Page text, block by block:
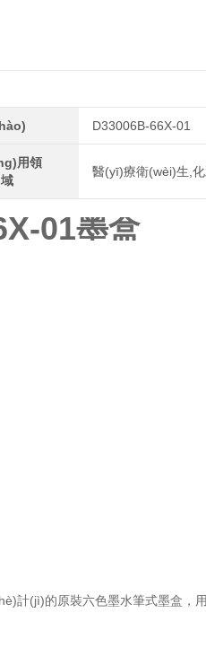
D33006B-66X-01
用領
醫(yī)療衛(wèi)生,
01墨盒
計(jì)的原裝六色墨水筆式墨盒，